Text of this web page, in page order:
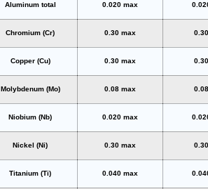
Aluminum total 0.020 max
Chromium (Cr) 0.30 max
Copper (Cu) 0.30 max
Molybdenum (Mo) 0.08 max
Niobium (Nb) 0.020 max
Nickel (Ni) 0.30 max
Titanium (Ti) 0.040 max